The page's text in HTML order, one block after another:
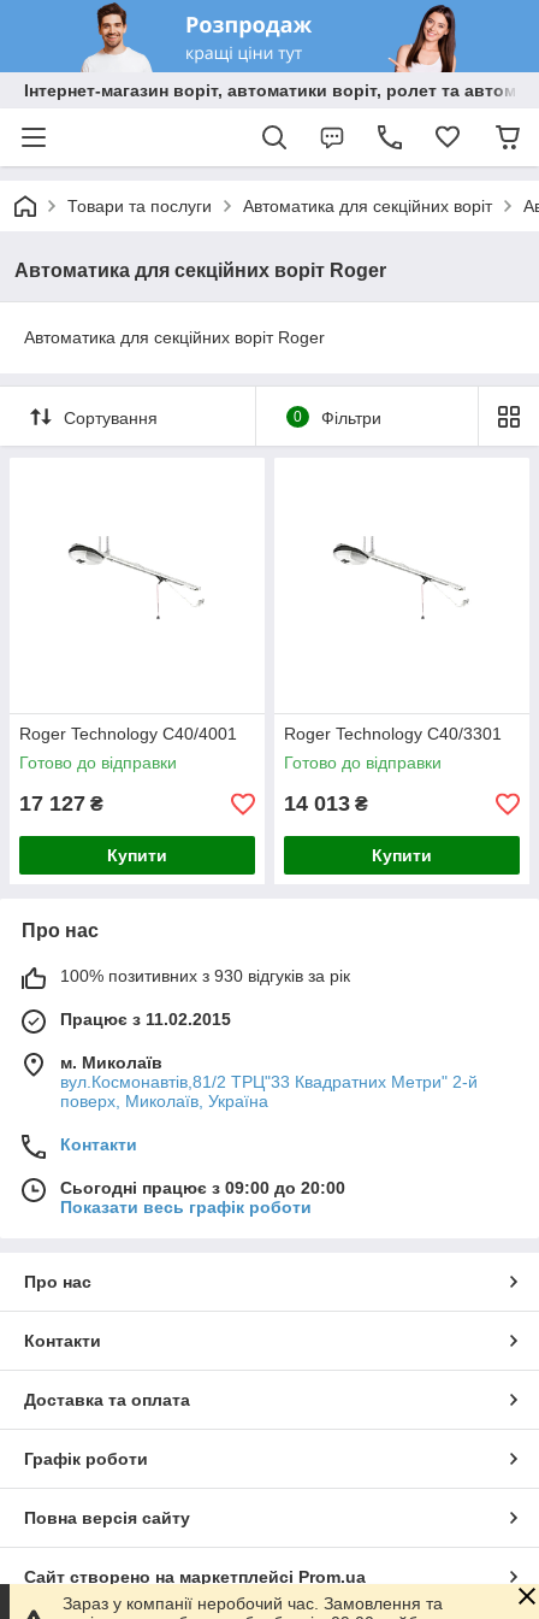
Інтернет-магазин воріт, автоматики воріт, ролет та
Товари та послуги Автоматика для секційних воріт
Автоматика для секційних воріт Roger
Автоматика для секційних воріт Roger
Сортування 0 Фільтри
Roger Technology C40/4001
Готово до відправки
17 127 ₴
Купити
Roger Technology C40/3301
Готово до відправки
14 013 ₴
Купити
Про нас
100% позитивних з 930 відгуків за рік
Працює з 11.02.2015
м. Миколаїв
вул.Космонавтів,81/2 ТРЦ"33 Квадратних Метри" 2-й
поверх, Миколаїв, Україна
Контакти
Сьогодні працює з 09:00 до 20:00
Показати весь графік роботи
Про нас
Контакти
Доставка та оплата
Графік роботи
Повна версія сайту
Сайт створено на маркетплейсі Prom.ua
Зараз у компанії неробочий час. Замовлення та